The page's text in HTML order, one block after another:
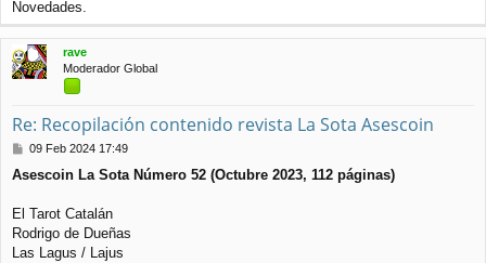
Novedades.
r
i
rave
Moderador Global
Re: Recopilación contenido revista La Sota Asescoin
M
n
a
j
09 Feb 2024 17:49
Asescoin La Sota Número 52 (Octubre 2023, 112 páginas)
El Tarot Catalán
Rodrigo de Dueñas
Las Lagus / Lajus